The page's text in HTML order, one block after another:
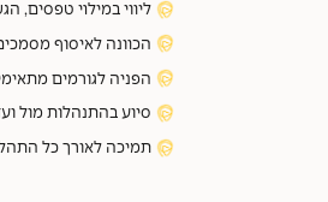
ליווי במילוי טפסים,
הכוונה לאיסוף
הפניה לגורמים
סיוע בהתנהלות מול
תמיכה לאורך כל